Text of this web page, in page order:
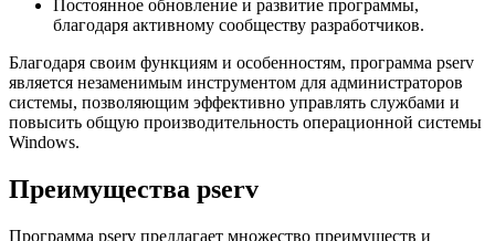
Постоянное обновление и развитие программы,
благодаря активному сообществу разработчиков.
Благодаря своим функциям и особенностям, программа pserv
является незаменимым инструментом для администраторов
системы, позволяющим эффективно управлять службами и
повысить общую производительность операционной системы
Windows.
Преимущества pserv
Программа pserv предлагает множество преимуществ и